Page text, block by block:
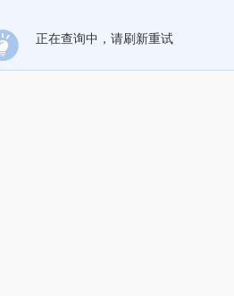
正在查询中，请刷新重试